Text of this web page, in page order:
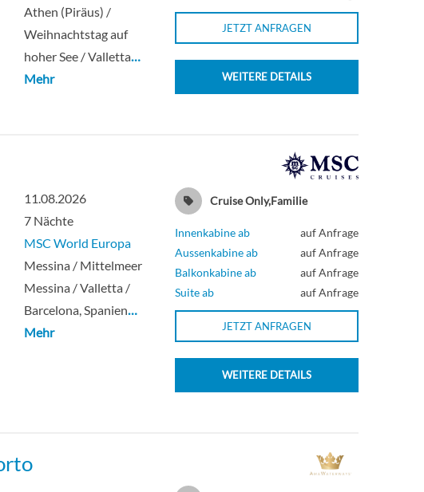
Athen (Piräus) /
Weihnachtstag auf
hoher See / Valletta…
Mehr
JETZT ANFRAGEN
WEITERE DETAILS
11.08.2026
7 Nächte
MSC World Europa
Messina / Mittelmeer
Messina / Valletta /
Barcelona, Spanien…
Mehr
Cruise Only,Familie
Innenkabine ab
auf Anfrage
Aussenkabine ab
auf Anfrage
Balkonkabine ab
auf Anfrage
Suite ab
auf Anfrage
JETZT ANFRAGEN
WEITERE DETAILS